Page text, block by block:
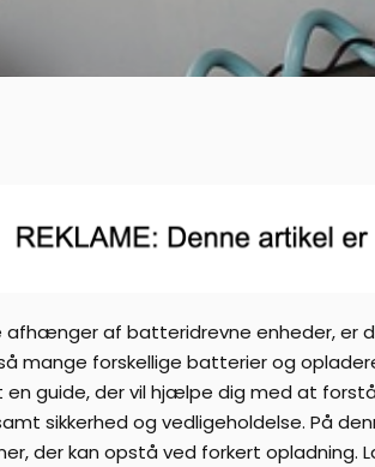
afhænger af batteridrevne enheder,
mange forskellige batterier og
en guide, der vil hjælpe dig med at
sikkerhed og vedligeholdelse. På
der kan opstå ved forkert opladning.